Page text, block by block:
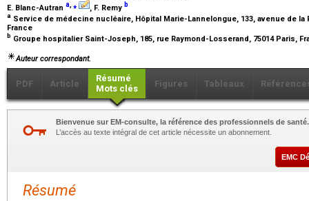
E. Blanc-Autran a,⁎ , F. Remy b
a Service de médecine nucléaire, Hôpital Marie-Lannelongue, 133, avenue de
France
b Groupe hospitalier Saint-Joseph, 185, rue Raymond-Losserand, 75014 Paris,
Auteur correspondant.
PDF Article
Résumé
Mots clés
Figures Tableaux
Bienvenue sur EM-consulte, la référence des professionnels de santé.
L’accès au texte intégral de cet article nécessite un abonnement.
EMC
Résumé